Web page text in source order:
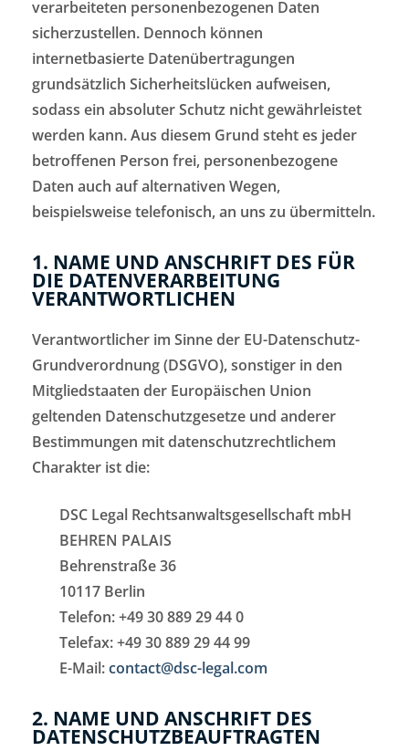
verarbeiteten personenbezogenen Daten
sicherzustellen. Dennoch können
internetbasierte Datenübertragungen
grundsätzlich Sicherheitslücken aufweisen,
sodass ein absoluter Schutz nicht gewährleistet
werden kann. Aus diesem Grund steht es jeder
betroffenen Person frei, personenbezogene
Daten auch auf alternativen Wegen,
beispielsweise telefonisch, an uns zu übermitteln.
1. NAME UND ANSCHRIFT DES FÜR
DIE DATENVERARBEITUNG
VERANTWORTLICHEN
Verantwortlicher im Sinne der EU-Datenschutz-
Grundverordnung (DSGVO), sonstiger in den
Mitgliedstaaten der Europäischen Union
geltenden Datenschutzgesetze und anderer
Bestimmungen mit datenschutzrechtlichem
Charakter ist die:
DSC Legal Rechtsanwaltsgesellschaft mbH
BEHREN PALAIS
Behrenstraße 36
10117 Berlin
Telefon: +49 30 889 29 44 0
Telefax: +49 30 889 29 44 99
E-Mail:contact@dsc-legal.com
2. NAME UND ANSCHRIFT DES
DATENSCHUTZBEAUFTRAGTEN